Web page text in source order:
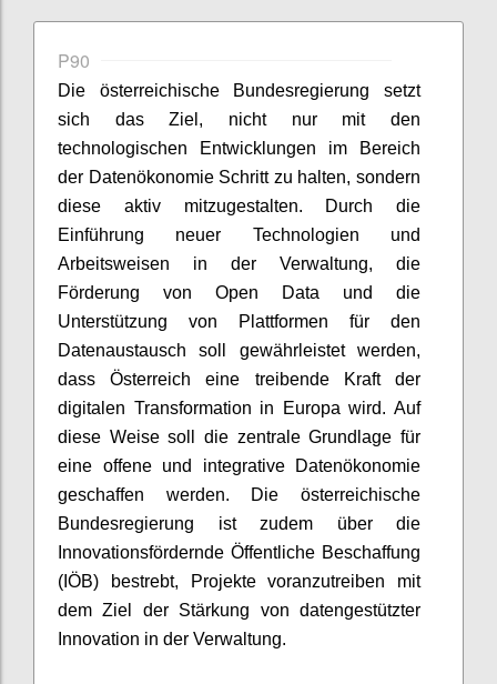
P90
Die österreichische Bundesregierung setzt
sich das Ziel, nicht nur mit den
technologischen Entwicklungen im Bereich
der Datenökonomie Schritt zu halten, sondern
diese aktiv mitzugestalten. Durch die
Einführung neuer Technologien und
Arbeitsweisen in der Verwaltung, die
Förderung von Open Data und die
Unterstützung von Plattformen für den
Datenaustausch soll gewährleistet werden,
dass Österreich eine treibende Kraft der
digitalen Transformation in Europa wird. Auf
diese Weise soll die zentrale Grundlage für
eine offene und integrative Datenökonomie
geschaffen werden. Die österreichische
Bundesregierung ist zudem über die
Innovationsfördernde Öffentliche Beschaffung
(IÖB) bestrebt, Projekte voranzutreiben mit
dem Ziel der Stärkung von datengestützter
Innovation in der Verwaltung.